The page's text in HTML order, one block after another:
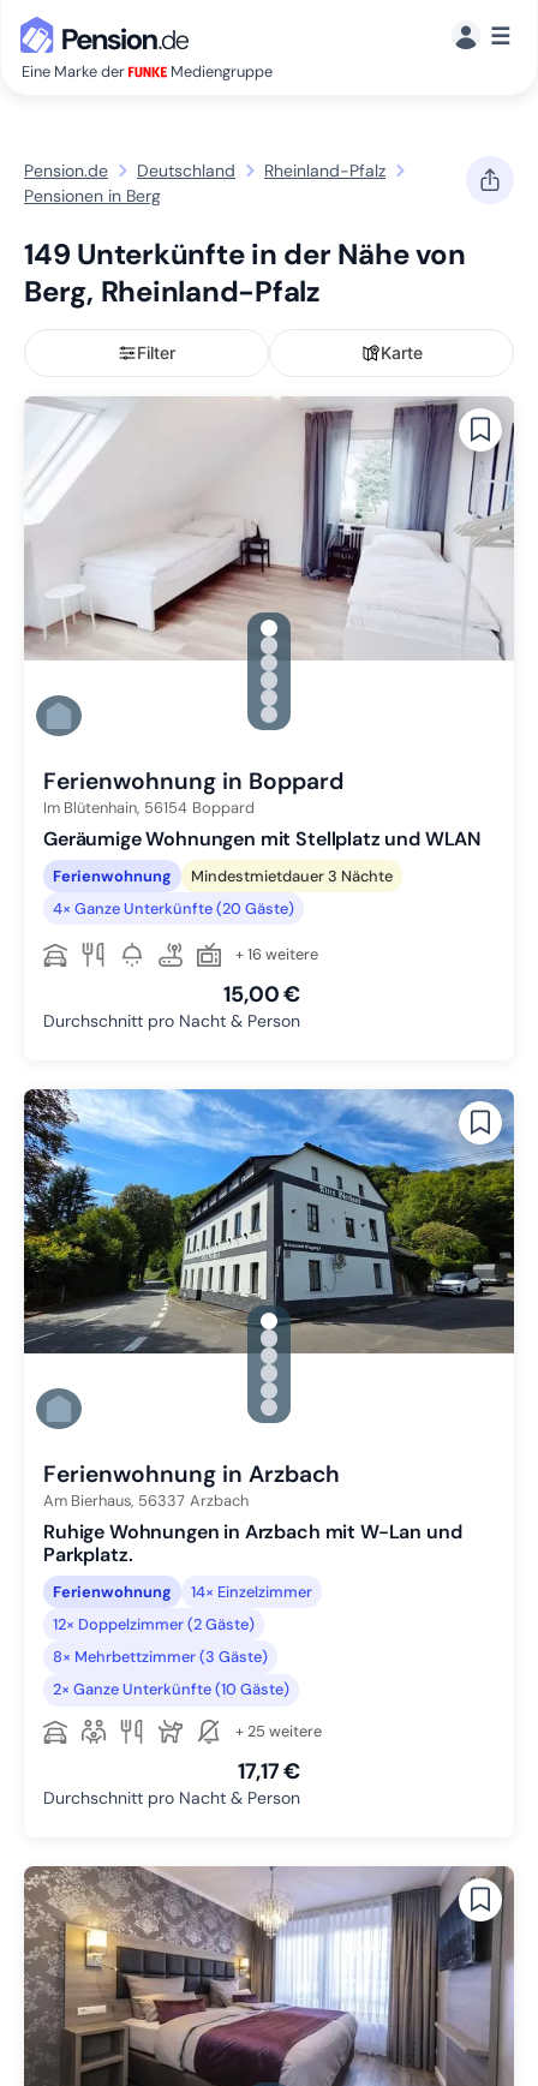
Eine Marke der Mediengruppe
☰
Pension.de Deutschland
Rheinland-Pfalz
Pensionen in Berg
149 Unterkünfte in der Nähe von
Berg, Rheinland-Pfalz
Filter Karte
gallery.slide_selector
Zu Slide 1 wechseln
Zu Slide 2 wechseln
Zu Slide 3 wechseln
Zu Slide 4 wechseln
Zu Slide 5 wechseln
Zu Slide 6 wechseln
Ferienwohnung in Boppard
Im Blütenhain, 56154 Boppard
Geräumige Wohnungen mit Stellplatz und WLAN
Ferienwohnung
Mindestmietdauer 3 Nächte
4× Ganze Unterkünfte (20 Gäste)
+ 16 weitere
15,00 €
Durchschnitt pro Nacht & Person
gallery.slide_selector
Zu Slide 1 wechseln
Zu Slide 2 wechseln
Zu Slide 3 wechseln
Zu Slide 4 wechseln
Zu Slide 5 wechseln
Zu Slide 6 wechseln
Ferienwohnung in Arzbach
Am Bierhaus, 56337 Arzbach
Ruhige Wohnungen in Arzbach mit W-Lan und
Parkplatz.
Ferienwohnung
14× Einzelzimmer
12× Doppelzimmer (2 Gäste)
8× Mehrbettzimmer (3 Gäste)
2× Ganze Unterkünfte (10 Gäste)
+ 25 weitere
17,17 €
Durchschnitt pro Nacht & Person